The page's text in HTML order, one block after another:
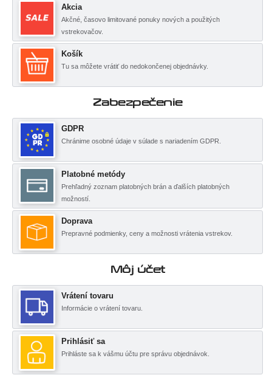
Akcia
Akčné, časovo limitované ponuky nových a použitých
vstrekovačov.
Košík
Tu sa môžete vrátiť do nedokončenej objednávky.
Zabezpečenie
GDPR
Chránime osobné údaje v súlade s nariadením GDPR.
Platobné metódy
Prehľadný zoznam platobných brán a ďalších platobných
možností.
Doprava
Prepravné podmienky, ceny a možnosti vrátenia vstrekov.
Môj účet
Vrátení tovaru
Informácie o vrátení tovaru.
Prihlásiť sa
Prihláste sa k vášmu účtu pre správu objednávok.